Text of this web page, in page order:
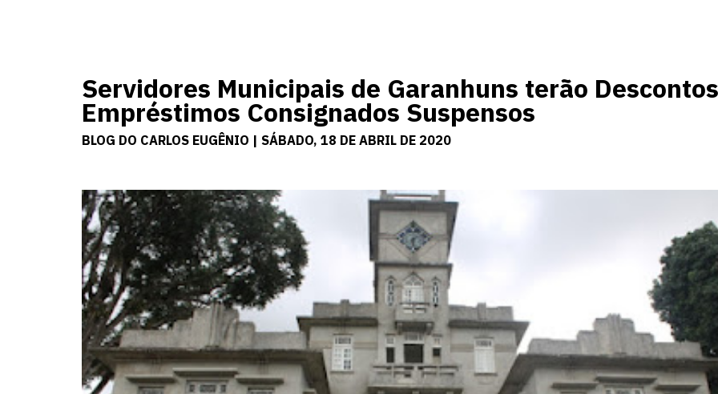
Servidores Municipais de Garanhuns terão
Empréstimos Consignados Suspensos
BLOG DO CARLOS EUGÊNIO | SÁBADO, 18 DE ABRIL DE 2020